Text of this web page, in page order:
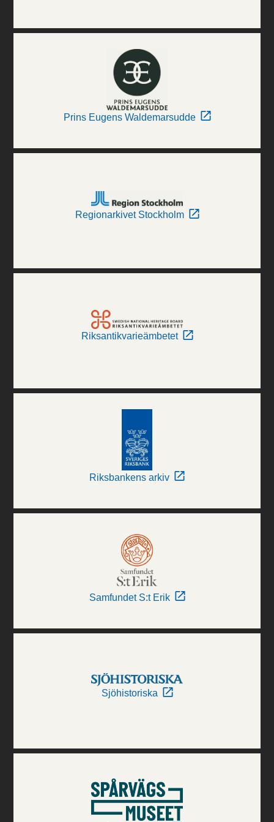
Prins Eugens Waldemarsudde
Regionarkivet Stockholm
Riksantikvarieämbetet
Riksbankens arkiv
Samfundet S:t Erik
Sjöhistoriska